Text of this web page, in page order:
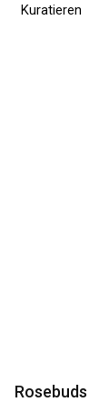
Kuratieren
Rosebuds